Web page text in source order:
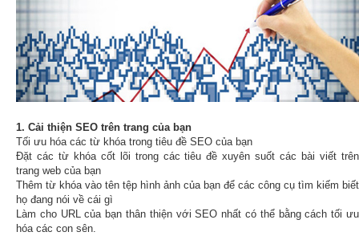
1. Cải thiện SEO trên trang của bạn
Tối ưu hóa các từ khóa trong tiêu đề SEO của bạn
Đặt các từ khóa cốt lõi trong các tiêu đề xuyên suốt các bài viết trên
trang web của bạn
Thêm từ khóa vào tên tệp hình ảnh của bạn để các công cụ tìm kiếm biết
họ đang nói về cái gì
Làm cho URL của bạn thân thiện với SEO nhất có thể bằng cách tối ưu
hóa các con sên.